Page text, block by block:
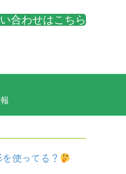
合わせはこちら
使ってる？